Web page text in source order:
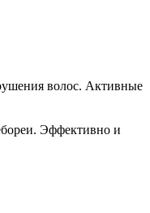
волос. Активные
Эффективно и